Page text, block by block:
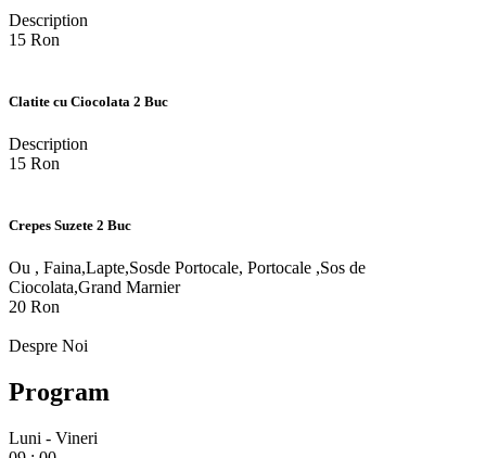
Description
15 Ron
Clatite cu Ciocolata 2 Buc
Description
15 Ron
Crepes Suzete 2 Buc
Ou , Faina,Lapte,Sosde Portocale, Portocale ,Sos de
Ciocolata,Grand Marnier
20 Ron
Despre Noi
Program
Luni - Vineri